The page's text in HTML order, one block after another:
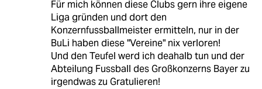
Für mich können diese Clubs gern ihre eigene
Liga gründen und dort den
Konzernfussballmeister ermitteln, nur in der
BuLi haben diese "Vereine" nix verloren!
Und den Teufel werd ich deahalb tun und der
Abteilung Fussball des Großkonzerns Bayer zu
irgendwas zu Gratulieren!